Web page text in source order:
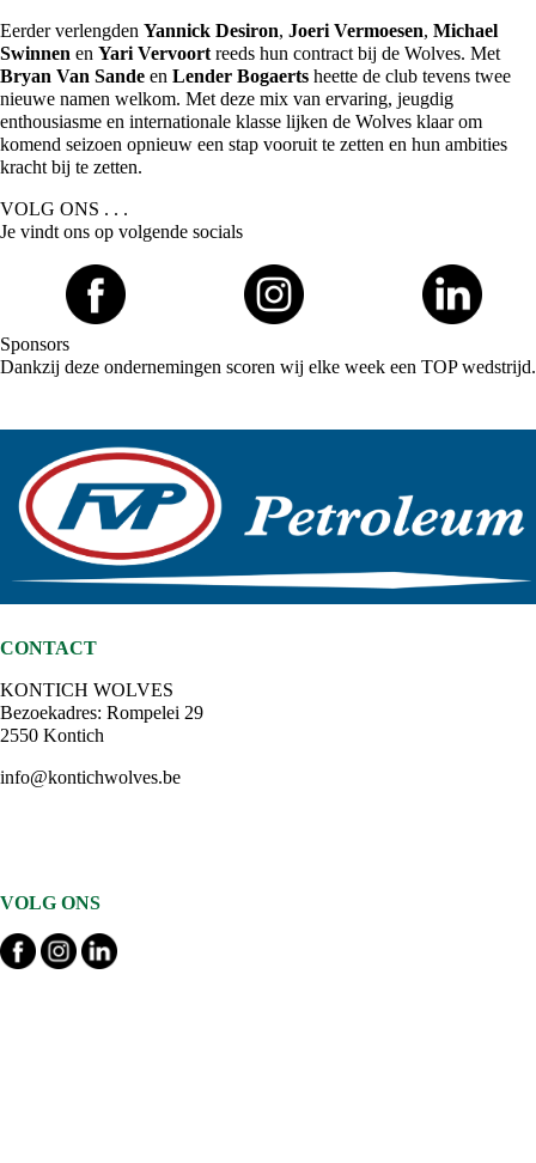
Eerder verlengden Yannick Desiron, Joeri Vermoesen, Michael
Swinnen en Yari Vervoort reeds hun contract bij de Wolves. Met
Bryan Van Sande en Lender Bogaerts heette de club tevens twee
nieuwe namen welkom. Met deze mix van ervaring, jeugdig
enthousiasme en internationale klasse lijken de Wolves klaar om
komend seizoen opnieuw een stap vooruit te zetten en hun ambities
kracht bij te zetten.
VOLG ONS . . .
Je vindt ons op volgende socials
Sponsors
Dankzij deze ondernemingen scoren wij elke week een TOP wedstrijd.
CONTACT
KONTICH WOLVES
Bezoekadres: Rompelei 29
2550 Kontich
info@kontichwolves.be
VOLG ONS